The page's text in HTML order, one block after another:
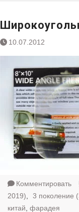
10.07.2012
Комментировать
2019)
3 поколение
китай фарадея